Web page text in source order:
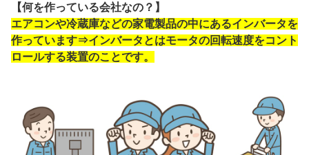
【何を作っている会社なの？】
エアコンや冷蔵庫などの家電製品の中にあるインバータを
作っています⇒インバータとはモータの回転速度をコント
ロールする装置のことです。